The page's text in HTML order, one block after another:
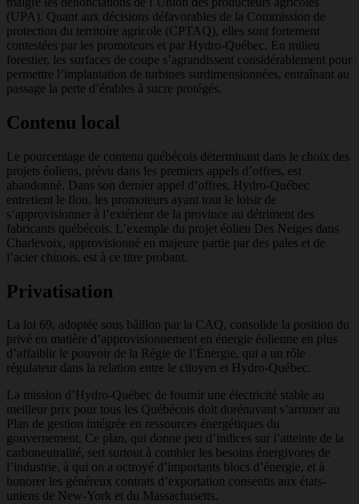
(UPA). Quant aux décisions défavorables de la Commission de
protection du territoire agricole (CPTAQ), elles sont fortement
contestées par les promoteurs et par Hydro-Québec. En milieu
forestier, les surfaces de coupe s’agrandissent considérablement pour
permettre l’implantation de turbines surdimensionnées, entraînant au
passage la perte d’érables à sucre protégés.
Contenu local
Le pourcentage de contenu québécois déterminant dans le choix des
projets éoliens, prévu dans les premiers appels d’offres, est
abandonné. Dans son dernier appel d’offres, Hydro-Québec
entretient le flou, les promoteurs ayant tout le loisir de
s’approvisionner à l’extérieur de la province au détriment des
fabricants québécois. L’exemple du projet éolien Des Neiges dans
Charlevoix, approvisionné en majeure partie par des pales et de
l’acier chinois, est à ce titre probant.
Privatisation
La loi 69, adoptée sous bâillon par la CAQ, consolide la position du
privé en matière d’approvisionnement en énergie éolienne en plus
d’affaiblir le pouvoir de la Régie de l’Énergie, qui a un rôle
régulateur dans la relation entre le citoyen et Hydro-Québec.
La mission d’Hydro-Québec de fournir une électricité stable au
meilleur prix pour tous les Québécois doit dorénavant s’arrimer au
Plan de gestion intégrée en ressources énergétiques du
gouvernement. Ce plan, qui donne peu d’indices sur l’atteinte de la
carboneutralité, sert surtout à combler les besoins énergivores de
l’industrie, à qui on a octroyé d’importants blocs d’énergie, et à
honorer les généreux contrats d’exportation consentis aux états-
uniens de New-York et du Massachusetts.